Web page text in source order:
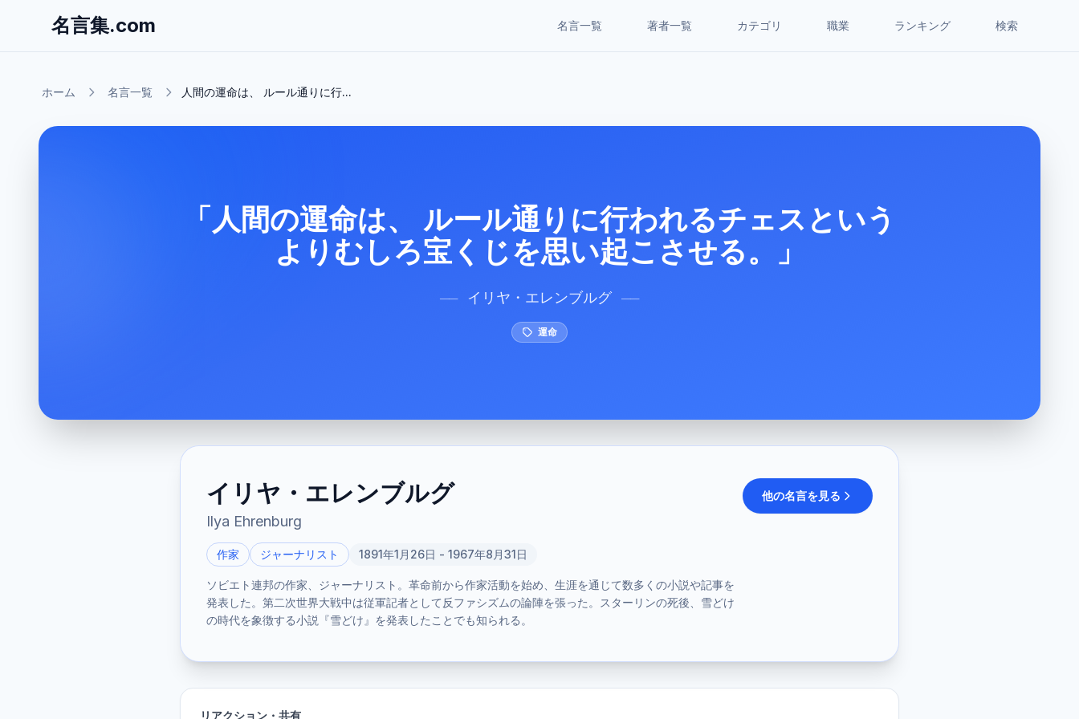
名言集.com 名言一覧 著者一覧 カテゴリ 職業 ランキング 検索
ホーム 名言一覧 人間の運命は、 ルール通りに行...
「人間の運命は、 ルール通りに行われるチェスという
よりむしろ宝くじを思い起こさせる。」
── イリヤ・エレンブルグ ──
運命
イリヤ・エレンブルグ
Ilya Ehrenburg
作家 ジャーナリスト 1891年1月26日 - 1967年8月31日
ソビエト連邦の作家、ジャーナリスト。革命前から作家活動を始め、生涯を通じて数多くの小説や記事を
発表した。第二次世界大戦中は従軍記者として反ファシズムの論陣を張った。スターリンの死後、雪どけ
の時代を象徴する小説『雪どけ』を発表したことでも知られる。
他の名言を見る
リアクション・共有